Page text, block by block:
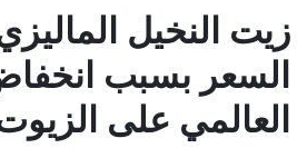
زيت النخيل
السعر بسبب
العالمي على الزيوت